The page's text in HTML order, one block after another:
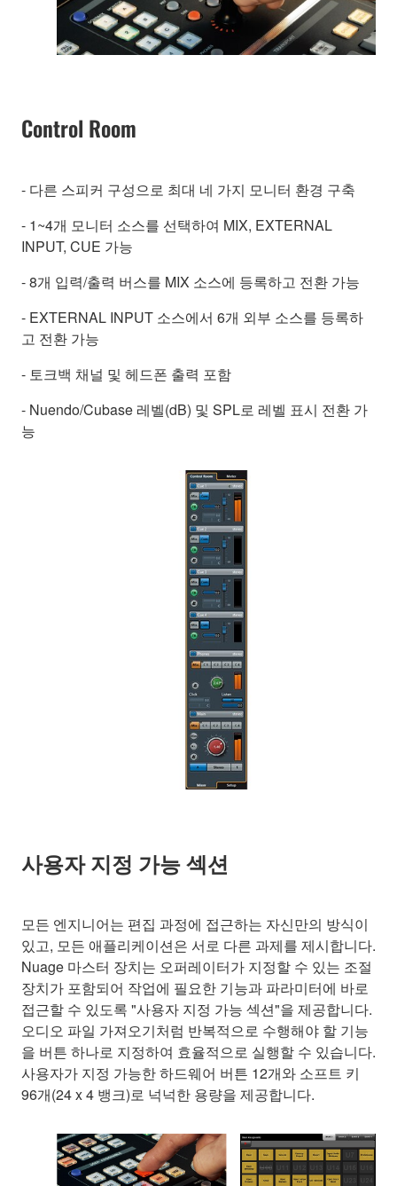
Control Room
- 다른 스피커 구성으로 최대 네 가지 모니터 환경 구축
- 1~4개 모니터 소스를 선택하여 MIX, EXTERNAL
INPUT, CUE 가능
- 8개 입력/출력 버스를 MIX 소스에 등록하고 전환 가능
- EXTERNAL INPUT 소스에서 6개 외부 소스를 등록하
고 전환 가능
- 토크백 채널 및 헤드폰 출력 포함
- Nuendo/Cubase 레벨(dB) 및 SPL로 레벨 표시 전환 가
능
사용자 지정 가능 섹션
모든 엔지니어는 편집 과정에 접근하는 자신만의 방식이
있고, 모든 애플리케이션은 서로 다른 과제를 제시합니다.
Nuage 마스터 장치는 오퍼레이터가 지정할 수 있는 조절
장치가 포함되어 작업에 필요한 기능과 파라미터에 바로
접근할 수 있도록 "사용자 지정 가능 섹션"을 제공합니다.
오디오 파일 가져오기처럼 반복적으로 수행해야 할 기능
을 버튼 하나로 지정하여 효율적으로 실행할 수 있습니다.
사용자가 지정 가능한 하드웨어 버튼 12개와 소프트 키
96개(24 x 4 뱅크)로 넉넉한 용량을 제공합니다.